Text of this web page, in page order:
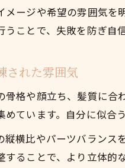
ージや希望の雰囲気
ことで、失敗を防ぎ自
された雰囲気
格や顔立ち、髪質に
ています。自分に似合
横比やパーツバラン
ることで、より立体